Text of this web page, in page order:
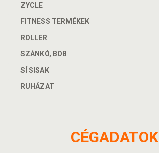
ZYCLE
FITNESS TERMÉKEK
ROLLER
SZÁNKÓ, BOB
SÍ SISAK
RUHÁZAT
CÉGADATOK